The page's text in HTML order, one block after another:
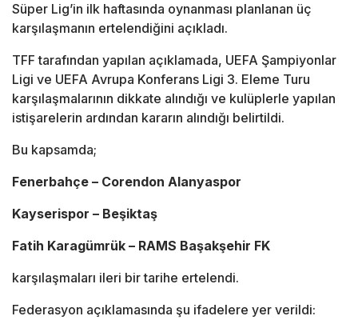
Süper Lig’in ilk haftasında oynanması planlanan üç
karşılaşmanın ertelendiğini açıkladı.
TFF tarafından yapılan açıklamada, UEFA Şampiyonlar
Ligi ve UEFA Avrupa Konferans Ligi 3. Eleme Turu
karşılaşmalarının dikkate alındığı ve kulüplerle yapılan
istişarelerin ardından kararın alındığı belirtildi.
Bu kapsamda;
Fenerbahçe – Corendon Alanyaspor
Kayserispor – Beşiktaş
Fatih Karagümrük – RAMS Başakşehir FK
karşılaşmaları ileri bir tarihe ertelendi.
Federasyon açıklamasında şu ifadelere yer verildi: